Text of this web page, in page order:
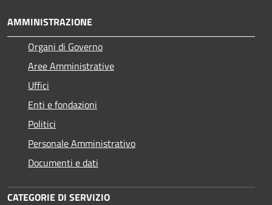
AMMINISTRAZIONE
Organi di Governo
Aree Amministrative
Uffici
Enti e fondazioni
Politici
Personale Amministrativo
Documenti e dati
CATEGORIE DI SERVIZIO